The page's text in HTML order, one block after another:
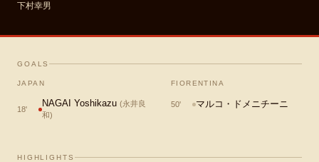
下村幸男
GOALS
JAPAN
18'
NAGAI Yoshikazu (永井良
和)
FIORENTINA
50' マルコ・ドメニチーニ
HIGHLIGHTS